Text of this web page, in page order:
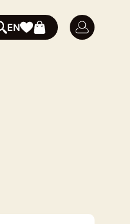
EN